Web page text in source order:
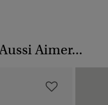
Aimer...